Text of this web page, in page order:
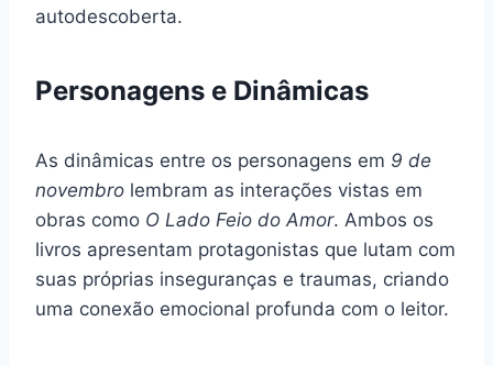
autodescoberta.
Personagens e Dinâmicas
As dinâmicas entre os personagens em 9 de
novembro lembram as interações vistas em
obras como O Lado Feio do Amor. Ambos os
livros apresentam protagonistas que lutam com
suas próprias inseguranças e traumas, criando
uma conexão emocional profunda com o leitor.